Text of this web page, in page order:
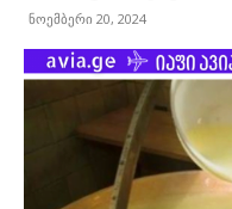
ნოემბერი 20, 2024